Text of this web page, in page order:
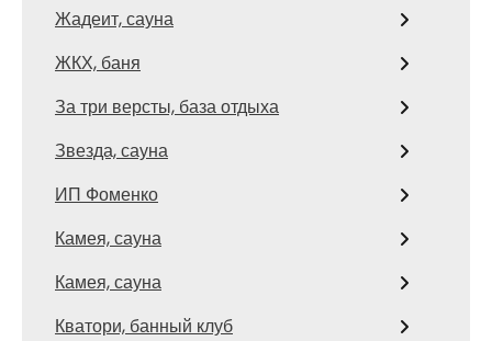
Жадеит, сауна
ЖКХ, баня
За три версты, база отдыха
Звезда, сауна
ИП Фоменко
Камея, сауна
Камея, сауна
Кватори, банный клуб